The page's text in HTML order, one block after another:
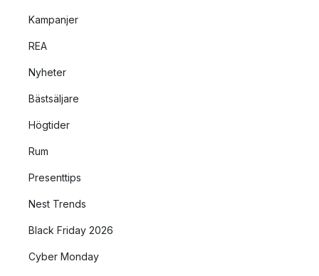
Kampanjer
REA
Nyheter
Bästsäljare
Högtider
Rum
Presenttips
Nest Trends
Black Friday 2026
Cyber Monday